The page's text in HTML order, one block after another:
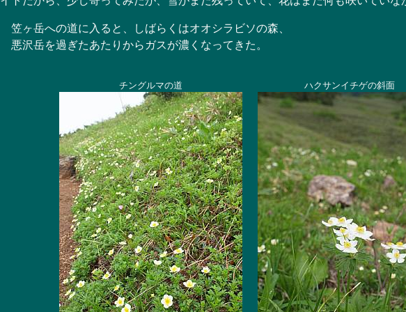
笠ヶ岳への道に入ると、しばらくはオオシラビソの森、
悪沢岳を過ぎたあたりからガスが濃くなってきた。
チングルマの道 ハクサンイチゲの斜面